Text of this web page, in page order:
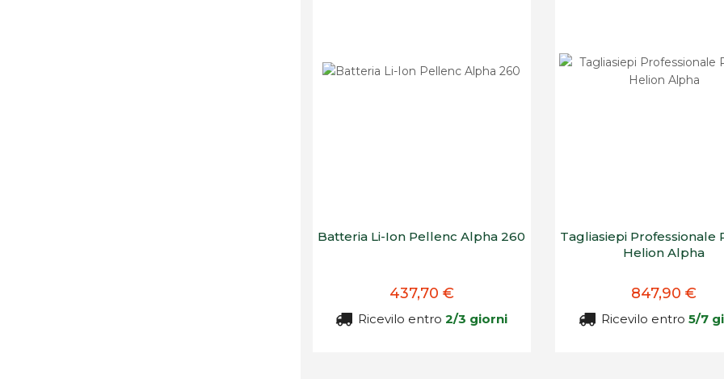
Batteria Li-Ion Pellenc Alpha 260
437,70 €
Ricevilo entro2/3 giorni
Tagliasiepi Professionale
Helion Alpha
847,90 €
Ricevilo entro 5/7